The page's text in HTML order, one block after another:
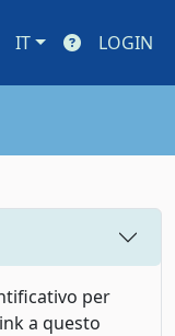
IT LOGIN
per
a questo